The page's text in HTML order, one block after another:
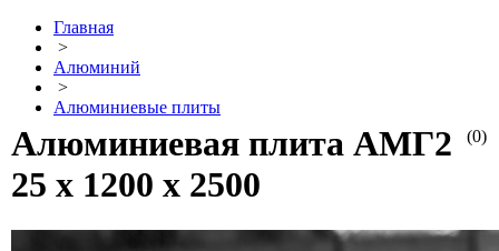
Главная
>
Алюминий
>
Алюминиевые плиты
(0)
Алюминиевая плита АМГ2
25 х 1200 х 2500